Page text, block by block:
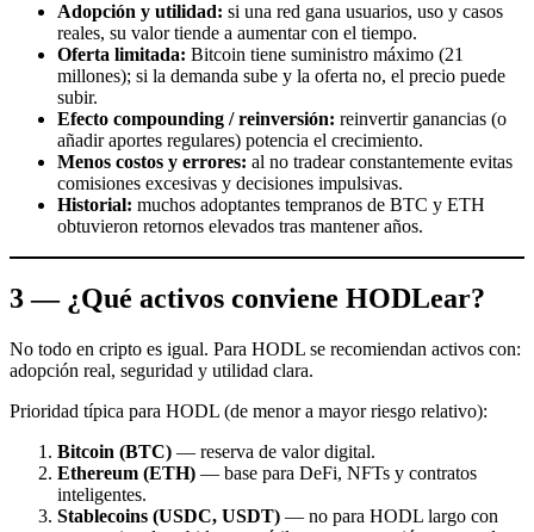
Adopción y utilidad: si una red gana usuarios, uso y casos
reales, su valor tiende a aumentar con el tiempo.
Oferta limitada: Bitcoin tiene suministro máximo (21
millones); si la demanda sube y la oferta no, el precio puede
subir.
Efecto compounding / reinversión: reinvertir ganancias (o
añadir aportes regulares) potencia el crecimiento.
Menos costos y errores: al no tradear constantemente evitas
comisiones excesivas y decisiones impulsivas.
Historial: muchos adoptantes tempranos de BTC y ETH
obtuvieron retornos elevados tras mantener años.
3 — ¿Qué activos conviene HODLear?
No todo en cripto es igual. Para HODL se recomiendan activos con:
adopción real, seguridad y utilidad clara.
Prioridad típica para HODL (de menor a mayor riesgo relativo):
Bitcoin (BTC) — reserva de valor digital.
Ethereum (ETH) — base para DeFi, NFTs y contratos
inteligentes.
Stablecoins (USDC, USDT) — no para HODL largo con